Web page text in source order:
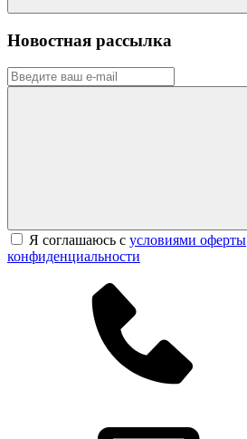
Новостная рассылка
Я соглашаюсь с условиями оферты
конфиденциальности